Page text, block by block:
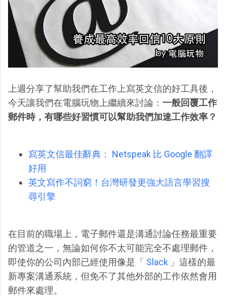
上週分享了幫助我們在工作上寫英文信的好工具後，
今天讓我們在電腦玩物上繼續來討論： 一般回覆工作
郵件時，有哪些好習慣可以幫助我們加速工作效率？
寫英文信最佳辭典： Netspeak 比 Google 翻譯
好用
英文寫作不詞窮！台灣研發更強大語言學習搜
尋引擎
在目前的職場上，電子郵件還是溝通討論任務最重要
的管道之一，無論如何你不太可能完全不處理郵件，
即使你的公司內部已經使用像是「 Slack 」這樣的最
新專案溝通系統，但免不了其他外部的工作依然會用
郵件來處理。